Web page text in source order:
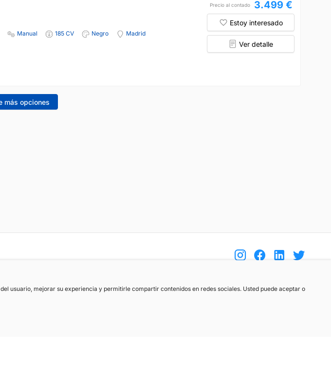
Manual 185 CV Negro
Madrid
Precio al contado 3.499 €
Estoy interesado
Ver detalle
más opciones
usuario, mejorar su experiencia y permitirle compartir contenidos en redes sociales. Usted puede aceptar o